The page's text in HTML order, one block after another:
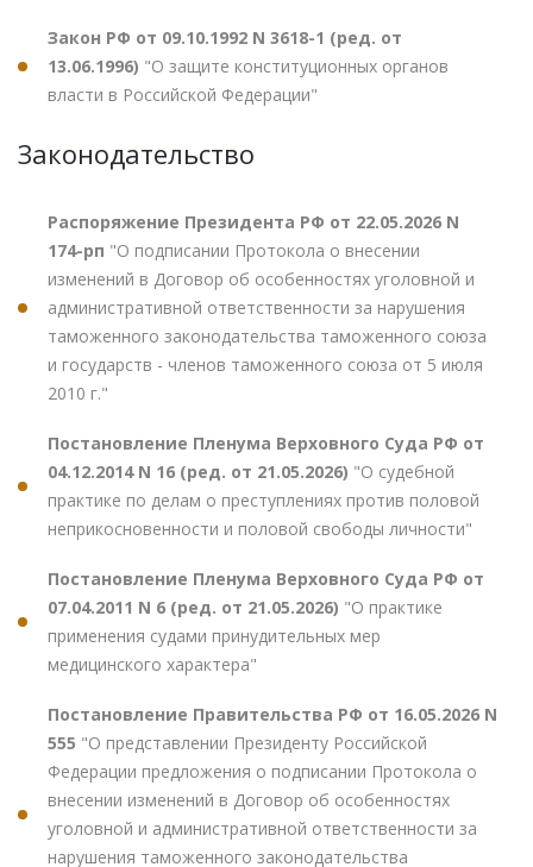
Закон РФ от 09.10.1992 N 3618-1 (ред. от
13.06.1996) "О защите конституционных органов
власти в Российской Федерации"
Законодательство
Распоряжение Президента РФ от 22.05.2026 N
174-рп "О подписании Протокола о внесении
изменений в Договор об особенностях уголовной и
административной ответственности за нарушения
таможенного законодательства таможенного союза
и государств - членов таможенного союза от 5 июля
2010 г."
Постановление Пленума Верховного Суда РФ от
04.12.2014 N 16 (ред. от 21.05.2026) "О судебной
практике по делам о преступлениях против половой
неприкосновенности и половой свободы личности"
Постановление Пленума Верховного Суда РФ от
07.04.2011 N 6 (ред. от 21.05.2026) "О практике
применения судами принудительных мер
медицинского характера"
Постановление Правительства РФ от 16.05.2026 N
555 "О представлении Президенту Российской
Федерации предложения о подписании Протокола о
внесении изменений в Договор об особенностях
уголовной и административной ответственности за
нарушения таможенного законодательства